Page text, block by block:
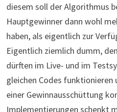
diesem soll der Algorithmus
Hauptgewinner dann wohl
haben, als eigentlich zur
Eigentlich ziemlich dumm,
dürften im Live- und im
gleichen Codes funktionieren
einer Gewinnausschüttung
Implementierungen schenkt